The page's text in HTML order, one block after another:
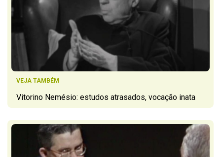
VEJA TAMBÉM
Vitorino Nemésio: estudos atrasados, vocação inata